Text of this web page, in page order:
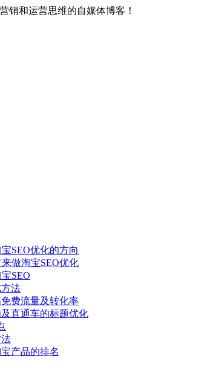
销和运营思维的自媒体博客！
SEO优化的方向
做淘宝SEO优化
SEO
法
费流量及转化率
直通车的标题优化
产品的排名